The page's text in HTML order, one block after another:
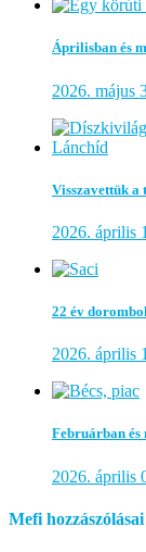
Áprilisban és
2026. május
Visszavettük
2026. április
22 év
2026. április
Februárban
2026. április
Mefi hozzászólásai